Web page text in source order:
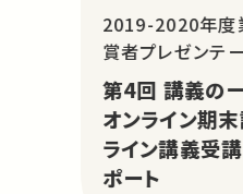
2019-2020年度
賞者プレゼンテ
第4回 講義の一斉オンライン化と
オンライン期
ライン講義受
ポート